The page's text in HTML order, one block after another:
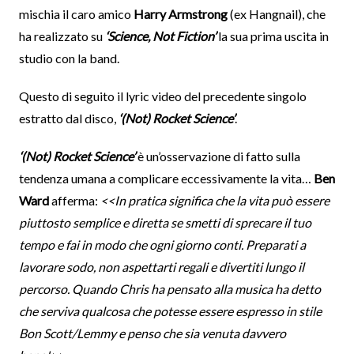
mischia il caro amico Harry Armstrong(ex Hangnail), che
ha realizzato su ‘Science, Not Fiction’la sua prima uscita in
studio con la band.
Questo di seguito il lyric video del precedente singolo
estratto dal disco, ‘(Not) Rocket Science’.
‘(Not) Rocket Science’è un’osservazione di fatto sulla
tendenza umana a complicare eccessivamente la vita… Ben
Wardafferma: <<In pratica significa che la vita può essere
piuttosto semplice e diretta se smetti di sprecare il tuo
tempo e fai in modo che ogni giorno conti. Preparati a
lavorare sodo, non aspettarti regali e divertiti lungo il
percorso. Quando Chris ha pensato alla musica ha detto
che serviva qualcosa che potesse essere espresso in stile
Bon Scott/Lemmy e penso che sia venuta davvero